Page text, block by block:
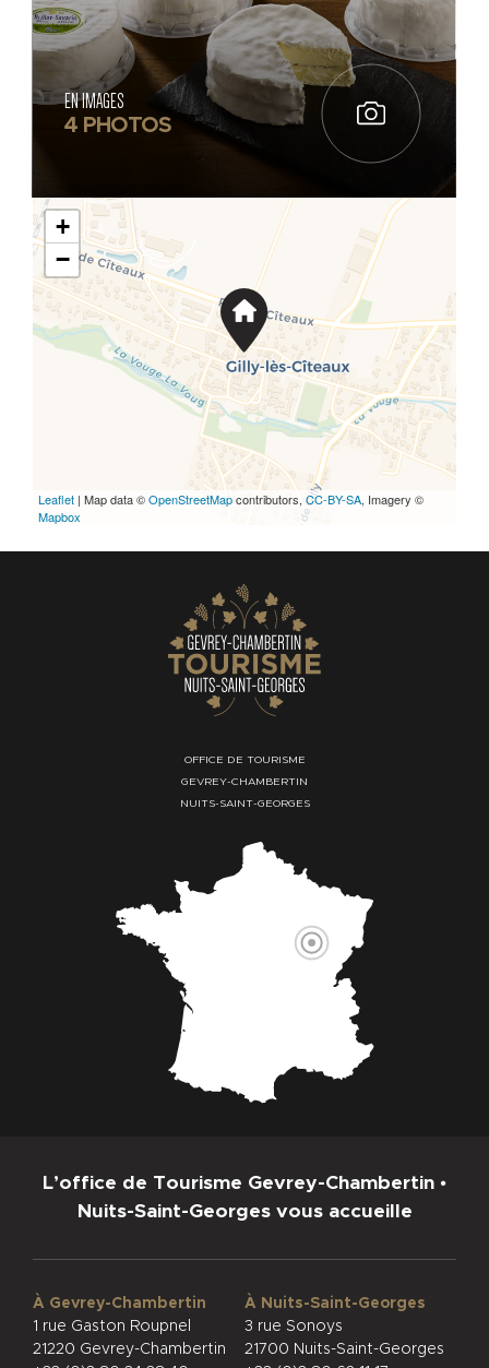
EN IMAGES
4 PHOTOS
+
−
Leaflet | Map data ©OpenStreetMapcontributors, CC-BY-SA, Imagery ©
Mapbox
OFFICE DE TOURISME
GEVREY-CHAMBERTIN
NUITS-SAINT-GEORGES
L’office de Tourisme Gevrey-Chambertin •
Nuits-Saint-Georges vous accueille
À Gevrey-Chambertin
1 rue Gaston Roupnel
21220 Gevrey-Chambertin
À Nuits-Saint-Georges
3 rue Sonoys
21700 Nuits-Saint-Georges